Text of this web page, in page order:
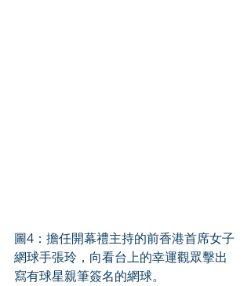
圖4：擔任開幕禮主持的前香港首席女子
網球手張玲，向看台上的幸運觀眾擊出
寫有球星親筆簽名的網球。